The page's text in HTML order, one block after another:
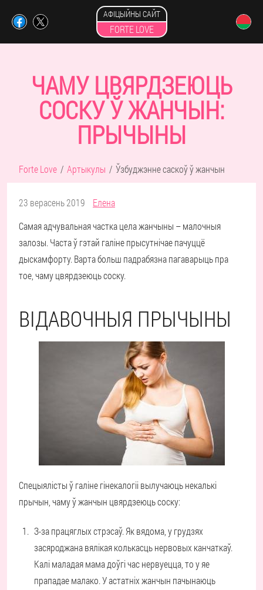
АФІЦЫЙНЫ САЙТ
FORTE LOVE
ЧАМУ ЦВЯРДЗЕЮЦЬ
СОСКУ Ў ЖАНЧЫН:
ПРЫЧЫНЫ
Forte Love Артыкулы Ўзбуджэнне саскоў ў жанчын
23 верасень 2019
Елена
Самая адчувальная частка цела жанчыны – малочныя
залозы. Часта ў гэтай галіне прысутнічае пачуццё
дыскамфорту. Варта больш падрабязна пагаварыць пра
тое, чаму цвярдзеюць соску.
ВІДАВОЧНЫЯ ПРЫЧЫНЫ
Спецыялісты ў галіне гінекалогіі вылучаюць некалькі
прычын, чаму ў жанчын цвярдзеюць соску:
З-за працяглых стрэсаў. Як вядома, у грудзях
засяроджана вялікая колькасць нервовых канчаткаў.
Калі маладая мама доўгі час нервуецца, то у яе
прападае малако. У астатніх жанчын пачынаюць